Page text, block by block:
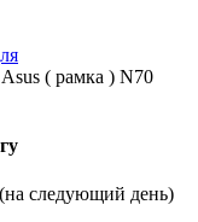
( рамка ) N70
(на следующий день)